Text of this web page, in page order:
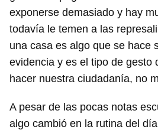
exponerse demasiado y hay
todavía le temen a las
una casa es algo que se hace
evidencia y es el tipo de gesto
hacer nuestra ciudadanía, no
A pesar de las pocas notas
algo cambió en la rutina del